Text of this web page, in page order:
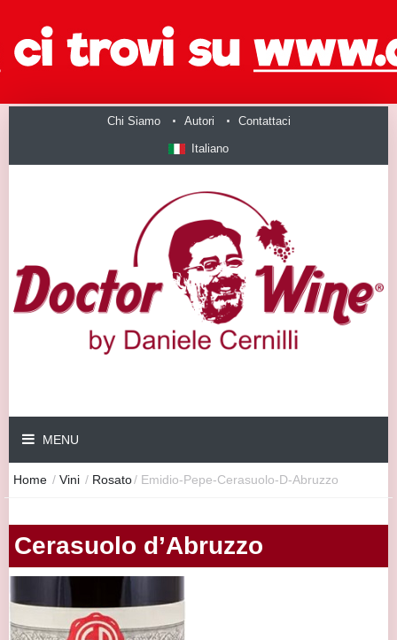
Chi Siamo Autori Contattaci
Italiano
MENU
Home / Vini / Rosato/ Emidio-Pepe-Cerasuolo-D-Abruzzo
Cerasuolo d’Abruzzo